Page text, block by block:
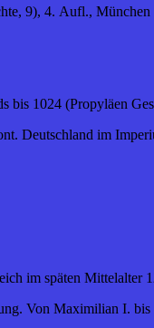
9), 4. Aufl., München
bis 1024 (Propyläen
Deutschland im
im späten
Von Maximilian I.